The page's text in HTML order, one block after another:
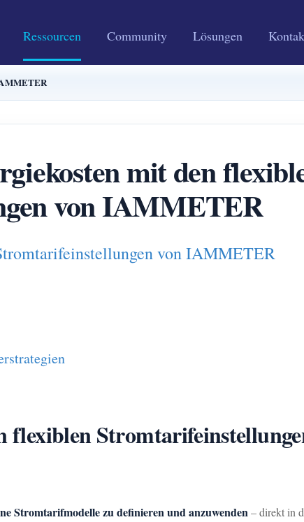
Ressourcen Community Lösungen
mit den
von IAMMETER
von IAMMETER
flexiblen
Stromtarifmodelle zu definieren und anzuwenden– direkt in